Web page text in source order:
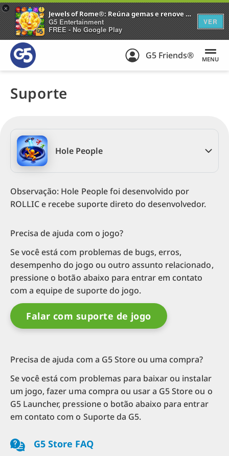
Jewels of Rome®: Reúna gemas e renove a cidade
G5 Entertainment
FREE - No Google Play
VER
+
G5 Friends® MENU
Suporte
Hole People
Observação: Hole People foi desenvolvido por
ROLLIC e recebe suporte direto do desenvolvedor.
Precisa de ajuda com o jogo?
Se você está com problemas de bugs, erros,
desempenho do jogo ou outro assunto relacionado,
pressione o botão abaixo para entrar em contato
com a equipe de suporte do jogo.
Falar com suporte de jogo
Precisa de ajuda com a G5 Store ou uma compra?
Se você está com problemas para baixar ou instalar
um jogo, fazer uma compra ou usar a G5 Store ou o
G5 Launcher, pressione o botão abaixo para entrar
em contato com o Suporte da G5.
G5 Store FAQ